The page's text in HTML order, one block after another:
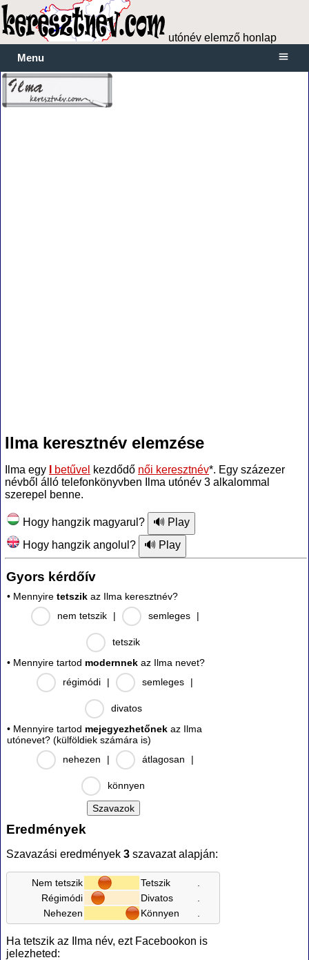
utónév elemző honlap
Menu
Ilma keresztnév elemzése
Ilma egy betűvel kezdődő női keresztnév*. Egy százezer
névből álló telefonkönyvben Ilma utónév 3 alkalommal
szerepel benne.
Hogy hangzik magyarul?
Hogy hangzik angolul?
Gyors kérdőív
• Mennyire tetszik az Ilma keresztnév?
nem tetszik
| semleges |
tetszik
• Mennyire tartod modernnek az Ilma nevet?
régimódi
| semleges |
divatos
• Mennyire tartod mejegyezhetőnek az Ilma
utónevet? (külföldiek számára is)
nehezen
| átlagosan |
könnyen
Eredmények
Szavazási eredmények 3 szavazat alapján:
Nem tetszik Tetszik
Régimódi
Divatos
Nehezen
Könnyen
Ha tetszik az Ilma név, ezt Facebookon is
jelezheted: